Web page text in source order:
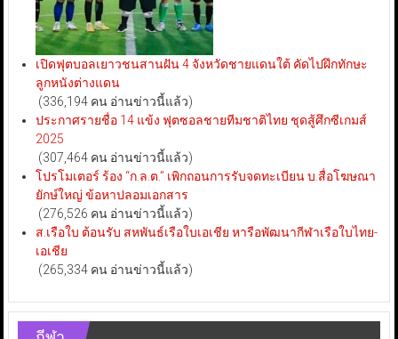
เปิดฟุตบอลเยาวชนสานฝัน 4 จังหวัดชายแดนใต้ คัดไปฝึกทักษะ
ลูกหนังต่างแดน
(336,194 คน อ่านข่าวนี้แล้ว)
ประกาศรายชื่อ 14 แข้ง ฟุตซอลชายทีมชาติไทย ชุดสู้ศึกซีเกมส์
2025
(307,464 คน อ่านข่าวนี้แล้ว)
โปรโมเตอร์ ร้อง “ก.ล.ต.” เพิกถอนการรับจดทะเบียน บ.สื่อโฆษณา
ยักษ์ใหญ่ ข้อหาปลอมเอกสาร
(276,526 คน อ่านข่าวนี้แล้ว)
ส.เรือใบ ต้อนรับ สหพันธ์เรือใบเอเชีย หารือพัฒนากีฬาเรือใบไทย-
เอเชีย
(265,334 คน อ่านข่าวนี้แล้ว)